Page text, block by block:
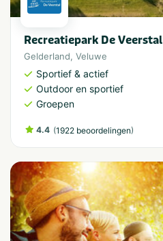
Recreatiepark De Veerstal
Gelderland, Veluwe
Sportief & actief
Outdoor en sportief
Groepen
4.4 (1922 beoordelingen)